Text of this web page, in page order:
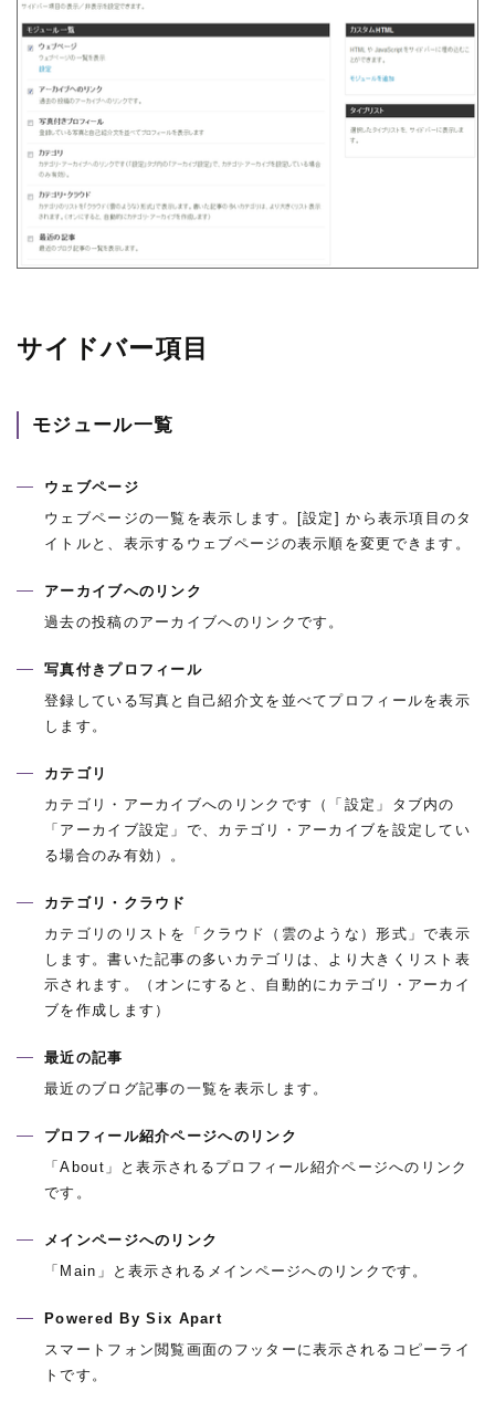
サイドバー項目
モジュール一覧
ウェブページ
ウェブページの一覧を表示します。[設定] から表示項目のタ
イトルと、表示するウェブページの表示順を変更できます。
アーカイブへのリンク
過去の投稿のアーカイブへのリンクです。
写真付きプロフィール
登録している写真と自己紹介文を並べてプロフィールを表示
します。
カテゴリ
カテゴリ・アーカイブへのリンクです（「設定」タブ内の
「アーカイブ設定」で、カテゴリ・アーカイブを設定してい
る場合のみ有効）。
カテゴリ・クラウド
カテゴリのリストを「クラウド（雲のような）形式」で表示
します。書いた記事の多いカテゴリは、より大きくリスト表
示されます。（オンにすると、自動的にカテゴリ・アーカイ
ブを作成します）
最近の記事
最近のブログ記事の一覧を表示します。
プロフィール紹介ページへのリンク
「About」と表示されるプロフィール紹介ページへのリンク
です。
メインページへのリンク
「Main」と表示されるメインページへのリンクです。
Powered By Six Apart
スマートフォン閲覧画面のフッターに表示されるコピーライ
トです。